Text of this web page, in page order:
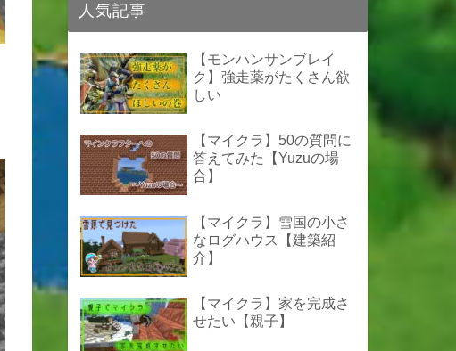
人気記事
【モンハンサンブレイ
ク】強走薬がたくさん欲
しい
【マイクラ】50の質問に
答えてみた【Yuzuの場
合】
【マイクラ】雪国の小さ
なログハウス【建築紹
介】
【マイクラ】家を完成さ
せたい【親子】